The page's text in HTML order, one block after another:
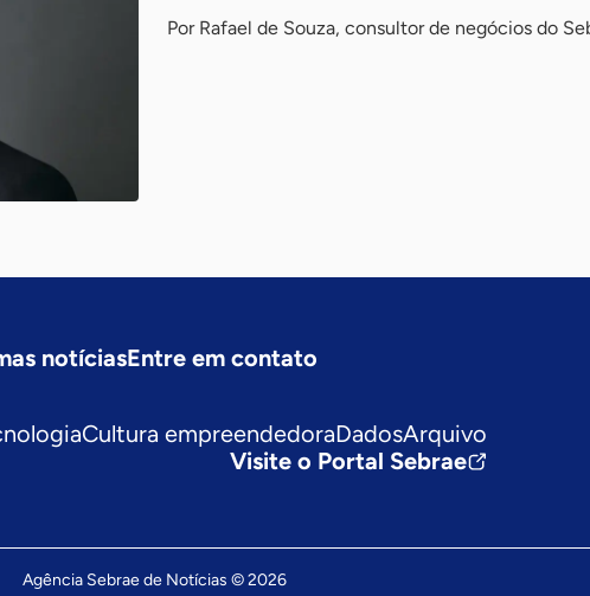
Por Rafael de Souza, consultor de negócios do
notíciasEntre em contato
Cultura empreendedoraDadosArquivo
Visite o Portal Sebrae
Agência Sebrae de Notícias © 2026